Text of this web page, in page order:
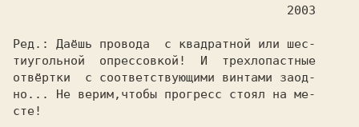
                                     2003
Ред.: Даёшь провода  с квадратной или шес-
тиугольной  опрессовкой!  И  трехлопастные
отвёртки  с соответствующими винтами заод-
но... Не верим,чтобы прогресс стоял на ме-
сте!